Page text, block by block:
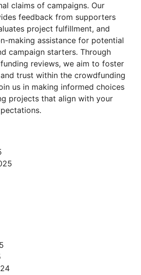
claims of campaigns. Our
feedback from supporters
project fulfillment, and
making assistance for potential
campaign starters. Through
reviews, we aim to foster
trust within the crowdfunding
us in making informed choices
projects that align with your